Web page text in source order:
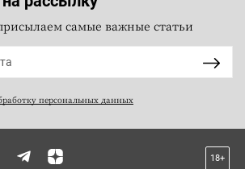
самые важные статьи
персональных данных
18+